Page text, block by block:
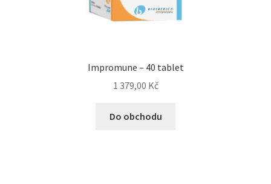
Veterinární dieta pro kočky
Boudy a výběhyImpromune – 40 tablet
1 379,00 Kč
Do obchodu